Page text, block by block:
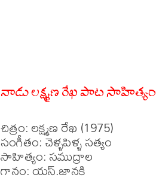
నాడు లక్ష్మణ రేఖ పాట సాహిత్యం
చిత్రం: లక్ష్మణ రేఖ (1975)
సంగీతం: చెళ్ళపిళ్ళ సత్యం
సాహిత్యం: సముద్రాల
గానం: యస్.జానకి